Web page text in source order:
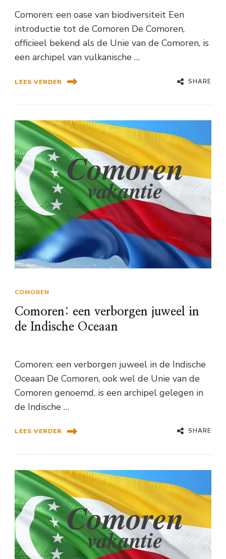
Comoren: een oase van biodiversiteit Een
introductie tot de Comoren De Comoren,
officieel bekend als de Unie van de Comoren, is
een archipel van vulkanische …
LEES VERDER SHARE
COMOREN
Comoren: een verborgen juweel in
de Indische Oceaan
Comoren: een verborgen juweel in de Indische
Oceaan De Comoren, ook wel de Unie van de
Comoren genoemd, is een archipel gelegen in
de Indische …
LEES VERDER SHARE